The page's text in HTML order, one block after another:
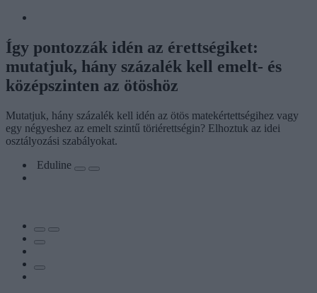
Így pontozzák idén az érettségiket:
mutatjuk, hány százalék kell emelt- és
középszinten az ötöshöz
Mutatjuk, hány százalék kell idén az ötös matekértettségihez vagy
egy négyeshez az emelt szintű töriérettségin? Elhoztuk az idei
osztályozási szabályokat.
Eduline